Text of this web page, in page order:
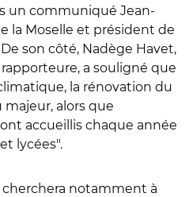
un communiqué Jean-
la Moselle et président de
son côté, Nadège Havet,
a souligné que
la rénovation du
alors que
accueillis chaque année
lycées".
notamment à